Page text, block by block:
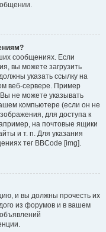
сообщениях. Если
вы можете загрузить
указать ссылку на
веб-сервере. Пример
не можете указывать
компьютере (если он не
для доступа к
на почтовые ящики
и т. п. Для указания
тег BBCode [img].
и вы должны прочесть их
из форумов и в вашем